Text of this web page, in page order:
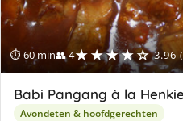
⏱ 60 min👥 4★★★★☆ 3.96
Babi Pangang à la Henkie
Avondeten & hoofdgerechten